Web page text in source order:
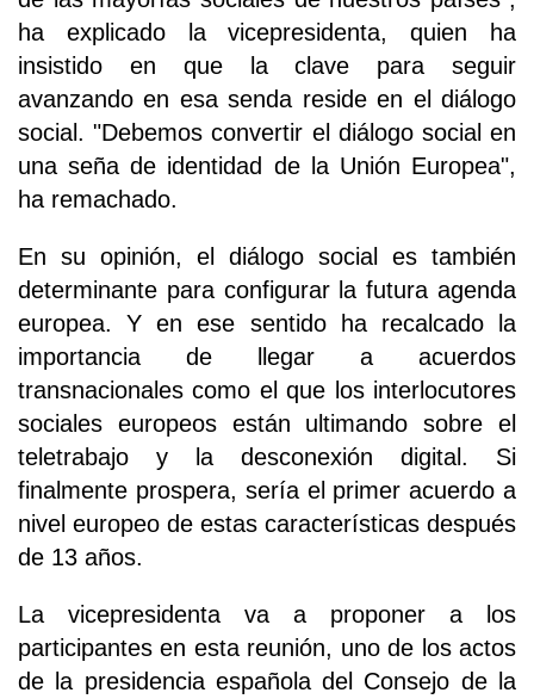
ha explicado la vicepresidenta, quien ha
insistido en que la clave para seguir
avanzando en esa senda reside en el diálogo
social. "Debemos convertir el diálogo social en
una seña de identidad de la Unión Europea",
ha remachado.
En su opinión, el diálogo social es también
determinante para configurar la futura agenda
europea. Y en ese sentido ha recalcado la
importancia de llegar a acuerdos
transnacionales como el que los interlocutores
sociales europeos están ultimando sobre el
teletrabajo y la desconexión digital. Si
finalmente prospera, sería el primer acuerdo a
nivel europeo de estas características después
de 13 años.
La vicepresidenta va a proponer a los
participantes en esta reunión, uno de los actos
de la presidencia española del Consejo de la